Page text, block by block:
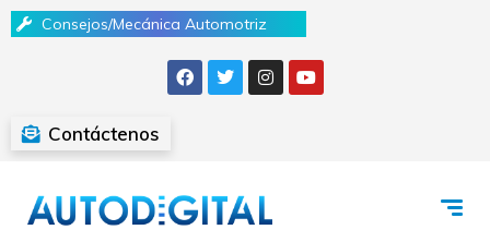
Consejos/Mecánica Automotriz
Contáctenos